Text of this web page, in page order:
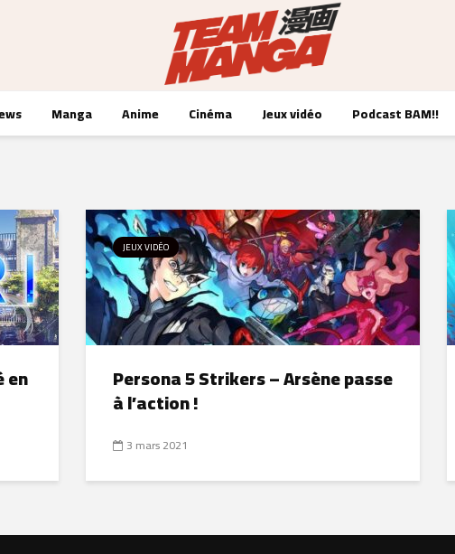
Manga Anime Cinéma Jeux vidéo Podcast BAM!!
en
JEUX VIDÉO
Persona 5 Strikers – Arsène passe
à l’action !
3 mars 2021